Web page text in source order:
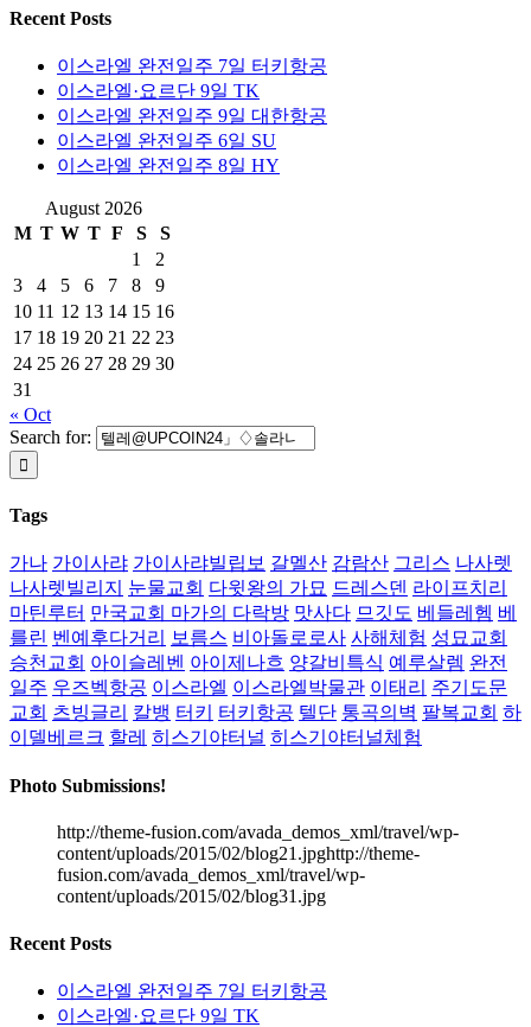
Recent Posts
이스라엘 완전일주 7일 터키항공
이스라엘·요르단 9일 TK
이스라엘 완전일주 9일 대한항공
이스라엘 완전일주 6일 SU
이스라엘 완전일주 8일 HY
August 2026
M T W T F S
S
1
2
3
4 5 6 7 8
9
10 11 12 13 14 15 16
17 18 19 20 21 22 23
24 25 26 27 28 29 30
31
« Oct
Search for:
Tags
가나 가이사랴 가이사랴빌립보 갈멜산 감람산 그리스 나사렛
나사렛빌리지
눈물교회 다윗왕의 가묘 드레스덴 라이프치리
마틴루터 만국교회 마가의 다락방 맛사다 므깃도 베들레헴 베
를린 벤예후다거리 보름스 비아돌로로사 사해체험 성묘교회
승천교회 아이슬레벤 아이제나흐 양갈비특식 예루살렘 완전
일주 우즈벡항공 이스라엘 이스라엘박물관 이태리 주기도문
교회 츠빙글리 칼뱅 터키 터키항공 텔단 통곡의벽 팔복교회 하
이델베르크 할레 히스기야터널 히스기야터널체험
Photo Submissions!
http://theme-fusion.com/avada_demos_xml/travel/wp-
content/uploads/2015/02/blog21.jpghttp://theme-
fusion.com/avada_demos_xml/travel/wp-
content/uploads/2015/02/blog31.jpg
Recent Posts
이스라엘 완전일주 7일 터키항공
이스라엘·요르단 9일 TK